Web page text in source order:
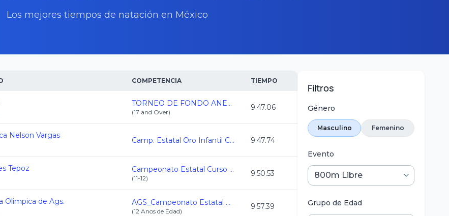
Los mejores tiempos de natación en México
COMPETENCIA TIEMPO
TORNEO DE FONDO ANENL CURSO CORTO 2024
(17 and Over)
9:47.06
Nelson Vargas
Camp. Estatal Oro Infantil C.C. 2024-2025 9:47.74
Tepoz Campeonato Estatal Curso Corto Morelos 24
(11-12)
9:50.53
Olimpica de Ags. AGS_Campeonato Estatal de Natacion CC2024
(12 Anos de Edad)
9:57.39
Filtros
Género
Masculino Femenino
Evento
Grupo de Edad